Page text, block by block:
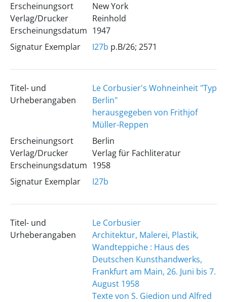
Erscheinungsort
Verlag/Drucker
Erscheinungsdatum
New York
Reinhold
1947
Signatur Exemplar
I27b p.B/26; 2571
Titel- und
Urheberangaben
Le Corbusier's Wohneinheit "Typ
Berlin"
herausgegeben von Frithjof
Müller-Reppen
Erscheinungsort
Verlag/Drucker
Erscheinungsdatum
Berlin
Verlag für Fachliteratur
1958
Signatur Exemplar
I27b
Titel- und
Urheberangaben
Le Corbusier
Architektur, Malerei, Plastik,
Wandteppiche : Haus des
Deutschen Kunsthandwerks,
Frankfurt am Main, 26. Juni bis 7.
August 1958
Texte von S. Giedion und Alfred